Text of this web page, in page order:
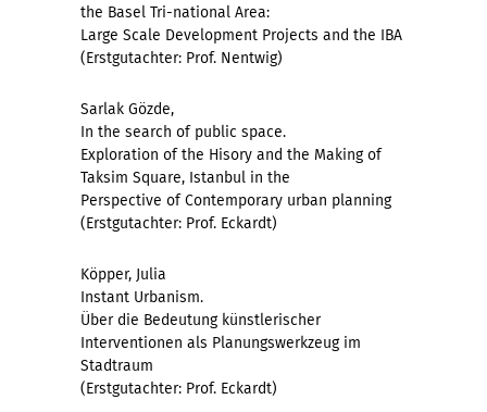
the Basel Tri-national Area:
Large Scale Development Projects and the IBA
(Erstgutachter: Prof. Nentwig)
Sarlak Gözde,
In the search of public space.
Exploration of the Hisory and the Making of
Taksim Square, Istanbul in the
Perspective of Contemporary urban planning
(Erstgutachter: Prof. Eckardt)
Köpper, Julia
Instant Urbanism.
Über die Bedeutung künstlerischer
Interventionen als Planungswerkzeug im
Stadtraum
(Erstgutachter: Prof. Eckardt)